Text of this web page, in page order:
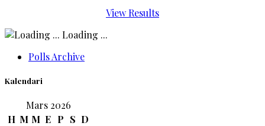
View Results
Loading ...
Polls Archive
Kalendari
Mars 2026
H M M E P S D